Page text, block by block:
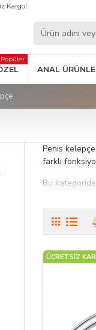
Kargo!
Popüler
ANAL
Penis
farklı
Bu
sayesinde
Penis
Öne Çıkan
Kolay
ÜCRETSİZ